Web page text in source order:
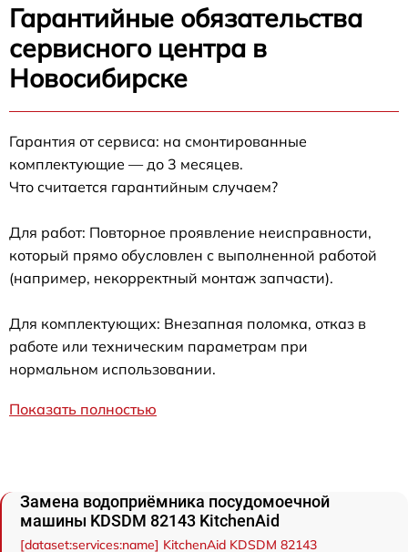
Гарантийные обязательства
сервисного центра в
Новосибирске
Гарантия от сервиса: на смонтированные
комплектующие — до 3 месяцев.
Что считается гарантийным случаем?
Для работ: Повторное проявление неисправности,
который прямо обусловлен с выполненной работой
(например, некорректный монтаж запчасти).
Для комплектующих: Внезапная поломка, отказ в
работе или техническим параметрам при
нормальном использовании.
Показать полностью
Замена водоприёмника посудомоечной
машины KDSDM 82143 KitchenAid
[dataset:services:name] KitchenAid KDSDM 82143